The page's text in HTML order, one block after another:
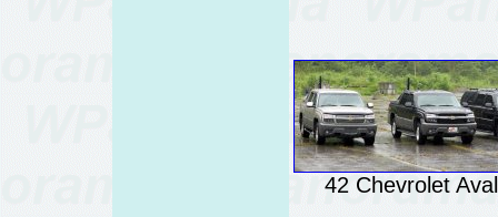
42 Chevrolet